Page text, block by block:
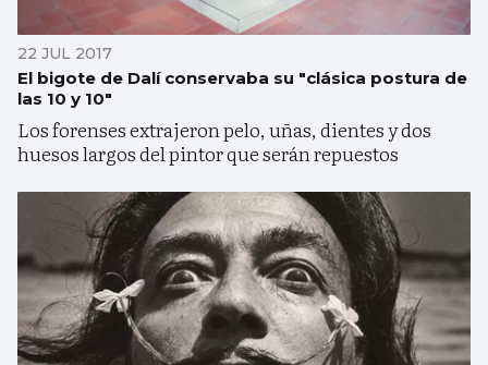
22 JUL 2017
El bigote de Dalí conservaba su "clásica postura de
las 10 y 10"
Los forenses extrajeron pelo, uñas, dientes y dos
huesos largos del pintor que serán repuestos